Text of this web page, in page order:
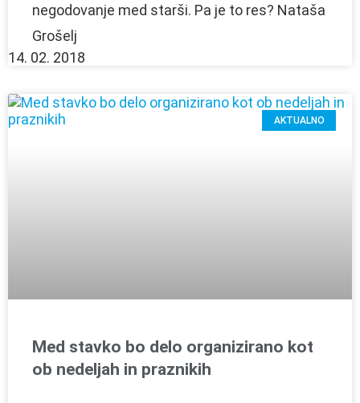
negodovanje med starši. Pa je to res? Nataša
Grošelj
14. 02. 2018
AKTUALNO
Med stavko bo delo organizirano kot
ob nedeljah in praznikih